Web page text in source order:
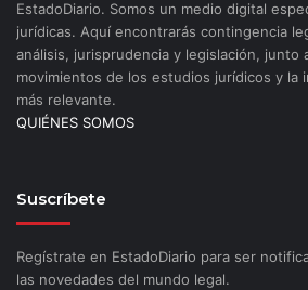
EstadoDiario. Somos un medio digital
jurídicas. Aquí encontrarás contingencia
análisis, jurisprudencia y legislación, junto
movimientos de los estudios jurídicos y la
más relevante.
QUIÉNES SOMOS
Suscríbete
Regístrate en EstadoDiario para ser
las novedades del mundo legal.